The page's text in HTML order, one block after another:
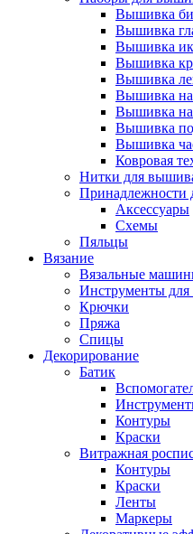
Вышивка
Вышивка
Вышивка
Вышивка
Вышивка
Вышивка на
Вышивка
Вышивка
Вышивка
Ковровая
Нитки для
Принадлежности
Аксессуары
Схемы
Пяльцы
Вязание
Вязальные
Инструменты для
Крючки
Пряжа
Спицы
Декорирование
Батик
Контуры
Краски
Витражная
Контуры
Краски
Ленты
Маркеры